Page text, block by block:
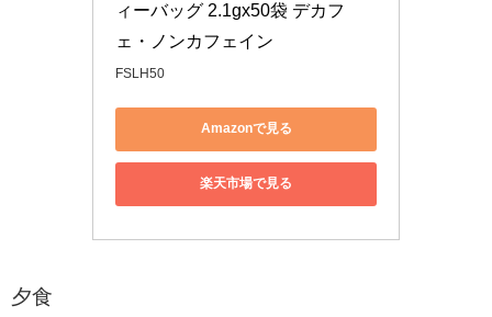
ィーバッグ 2.1gx50袋 デカフ
ェ・ノンカフェイン
FSLH50
Amazonで見る
楽天市場で見る
夕食